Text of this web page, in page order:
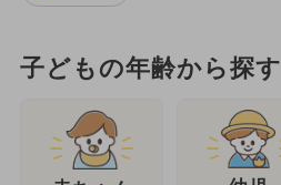
子どもの年齢から探す